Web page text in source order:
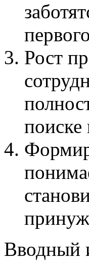
Рост
поиске
Вводный